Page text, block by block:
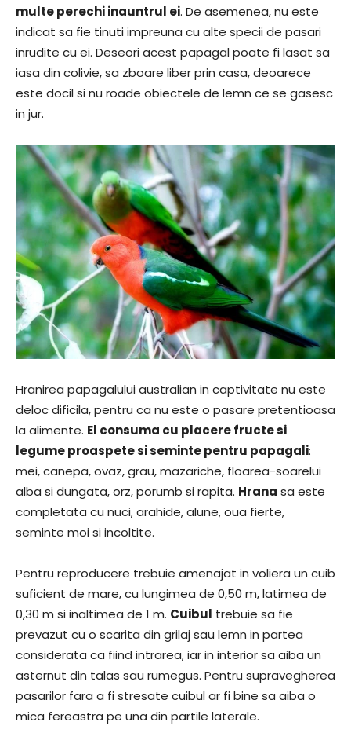
multe perechi inauntrul ei. De asemenea, nu este
indicat sa fie tinuti impreuna cu alte specii de pasari
inrudite cu ei. Deseori acest papagal poate fi lasat sa
iasa din colivie, sa zboare liber prin casa, deoarece
este docil si nu roade obiectele de lemn ce se gasesc
in jur.
Hranirea papagalului australian in captivitate nu este
deloc dificila, pentru ca nu este o pasare pretentioasa
la alimente. El consuma cu placere fructe si
legume proaspete si seminte pentru papagali:
mei, canepa, ovaz, grau, mazariche, floarea-soarelui
alba si dungata, orz, porumb si rapita. Hrana sa este
completata cu nuci, arahide, alune, oua fierte,
seminte moi si incoltite.
Pentru reproducere trebuie amenajat in voliera un cuib
suficient de mare, cu lungimea de 0,50 m, latimea de
0,30 m si inaltimea de 1 m. Cuibul trebuie sa fie
prevazut cu o scarita din grilaj sau lemn in partea
considerata ca fiind intrarea, iar in interior sa aiba un
asternut din talas sau rumegus. Pentru supravegherea
pasarilor fara a fi stresate cuibul ar fi bine sa aiba o
mica fereastra pe una din partile laterale.